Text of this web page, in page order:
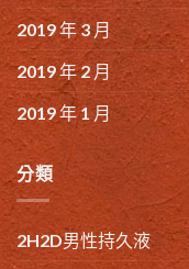
2019 年 3 月
2019 年 2 月
2019 年 1 月
分類
2H2D男性持久液